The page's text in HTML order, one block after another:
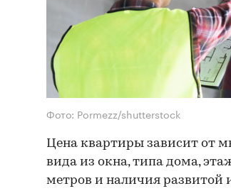
Фото: Pormezz/shutterstock
Цена квартиры зависит от
вида из окна, типа дома,
метров и наличия развитой